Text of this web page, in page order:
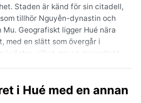
Staden är känd för sin citadell,
tillhör Nguyễn-dynastin och
Mu. Geografiskt ligger Hué nära
med en slätt som övergår i
i väster, vilket ger en dramatiskt
en miljon invånare.
i Hué med en annan